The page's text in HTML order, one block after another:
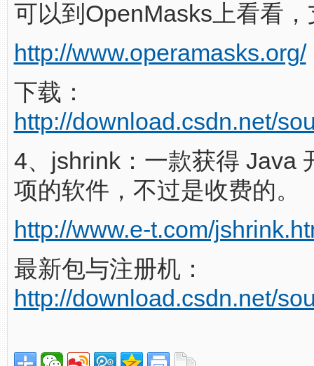
可以到OpenMasks上看看
http://www.operamasks.org/
下载：
http://download.csdn.net/
4、jshrink：一款获得 Java
项的软件，不过是收费的。
http://www.e-t.com/
最新包与注册机：
http://download.csdn.net/